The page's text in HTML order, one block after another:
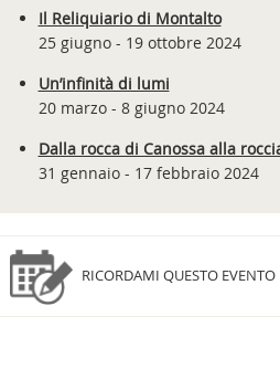
Il Reliquiario di Montalto
25 giugno - 19 ottobre 2024
Un’infinità di lumi
20 marzo - 8 giugno 2024
Dalla rocca di Canossa alla
31 gennaio - 17 febbraio 2024
RICORDAMI QUESTO EVENTO